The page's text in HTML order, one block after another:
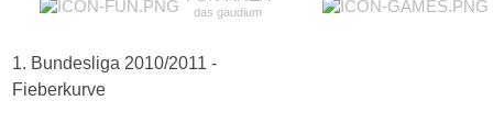
das gaudium
1. Bundesliga 2010/2011 -
Fieberkurve